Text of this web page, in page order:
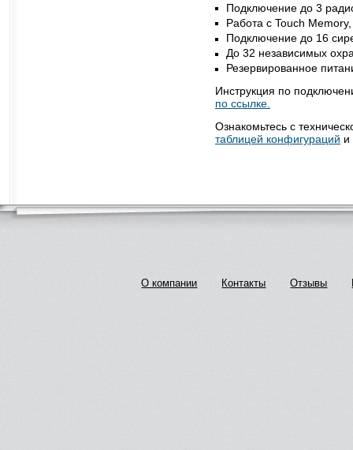
Подключение до 3
Работа с Touch
Подключение до 16
До 32 независимых
Резервированное
Инструкция по
по ссылке.
Ознакомьтесь с
таблицей конфигураций и
О компании Контакты Отзывы